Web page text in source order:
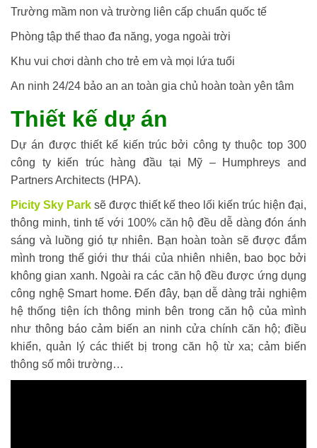
Trường mầm non và trường liên cấp chuẩn quốc tế
Phòng tập thể thao đa năng, yoga ngoài trời
Khu vui chơi dành cho trẻ em và mọi lứa tuổi
An ninh 24/24 bảo an an toàn gia chủ hoàn toàn yên tâm
Thiết kế dự án
Dự án được thiết kế kiến trúc bởi công ty thuộc top 300
công ty kiến trúc hàng đầu tại Mỹ – Humphreys and
Partners Architects (HPA).
Picity Sky Park sẽ được thiết kế theo lối kiến trúc hiện đại,
thông minh, tinh tế với 100% căn hộ đều dễ dàng đón ánh
sáng và luồng gió tự nhiên. Bạn hoàn toàn sẽ được đắm
mình trong thế giới thư thái của nhiên nhiên, bao bọc bởi
không gian xanh. Ngoài ra các căn hộ đều được ứng dụng
công nghệ Smart home. Đến đây, bạn dễ dàng trải nghiệm
hệ thống tiện ích thông minh bên trong căn hộ của mình
như thông báo cảm biến an ninh cửa chính căn hộ; điều
khiển, quản lý các thiết bị trong căn hộ từ xa; cảm biến
thông số môi trường…